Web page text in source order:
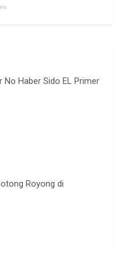
No Haber Sido EL Primer
Royong di